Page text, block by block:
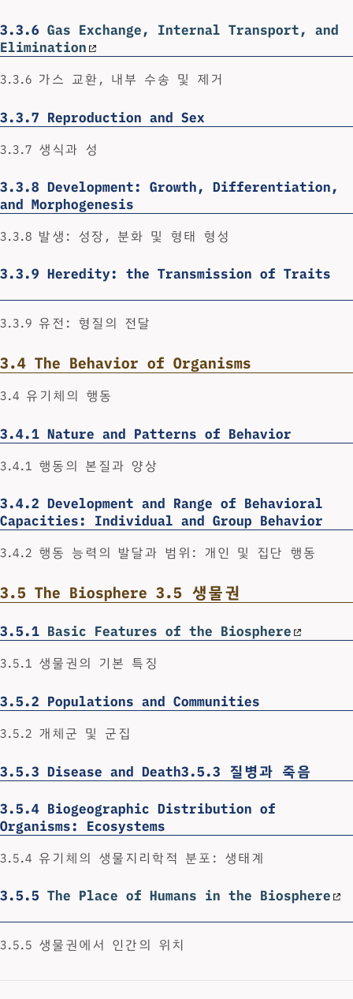
3.3.6 Gas Exchange, Internal Transport, and
Elimination
3.3.6 가스 교환, 내부 수송 및 제거
3.3.7 Reproduction and Sex
3.3.7 생식과 성
3.3.8 Development: Growth, Differentiation,
and Morphogenesis
3.3.8 발생: 성장, 분화 및 형태 형성
3.3.9 Heredity: the Transmission of Traits
3.3.9 유전: 형질의 전달
3.4 The Behavior of Organisms
3.4 유기체의 행동
3.4.1 Nature and Patterns of Behavior
3.4.1 행동의 본질과 양상
3.4.2 Development and Range of Behavioral
Capacities: Individual and Group Behavior
3.4.2 행동 능력의 발달과 범위: 개인 및 집단 행동
3.5 The Biosphere 3.5 생물권
3.5.1 Basic Features of the Biosphere
3.5.1 생물권의 기본 특징
3.5.2 Populations and Communities
3.5.2 개체군 및 군집
3.5.3 Disease and Death3.5.3 질병과 죽음
3.5.4 Biogeographic Distribution of
Organisms: Ecosystems
3.5.4 유기체의 생물지리학적 분포: 생태계
3.5.5 The Place of Humans in the Biosphere
3.5.5 생물권에서 인간의 위치